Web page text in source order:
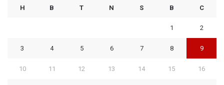
H B T N S B C
1 2
3 4 5 6 7 8 9
10 11 12 13 14 15 16